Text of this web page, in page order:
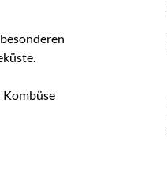
Kombüse